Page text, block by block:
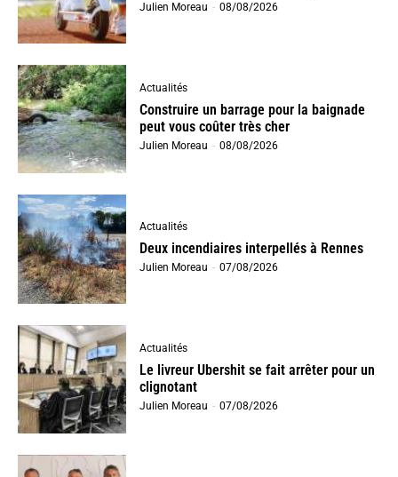
Julien Moreau - 08/08/2026
Actualités
Construire un barrage pour la baignade
peut vous coûter très cher
Julien Moreau - 08/08/2026
Actualités
Deux incendiaires interpellés à Rennes
Julien Moreau - 07/08/2026
Actualités
Le livreur Ubershit se fait arrêter pour un
clignotant
Julien Moreau - 07/08/2026